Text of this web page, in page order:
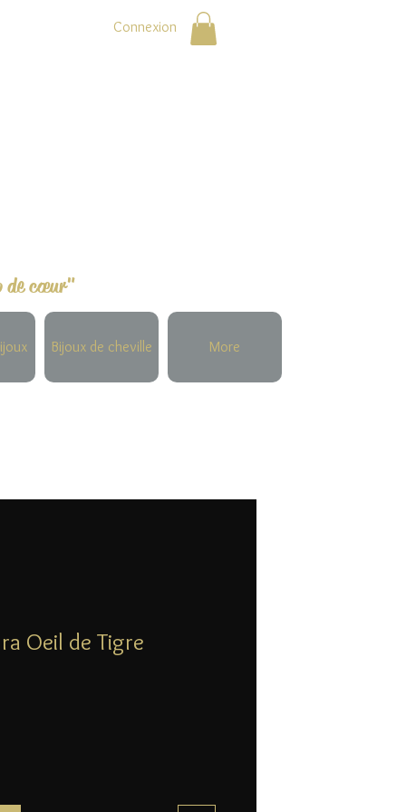
Connexion
de cœur"
Bijoux de cheville More
Oeil de Tigre